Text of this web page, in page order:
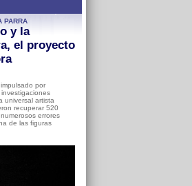
PARRA
y la
el proyecto
por
universal artista
recuperar 520
errores
de las figuras